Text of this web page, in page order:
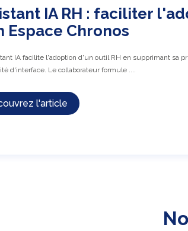
IA RH : faciliter
Espace Chronos
IA facilite l'adoption d'un outil RH en supprimant sa
d'interface. Le collaborateur formule ....
l'article